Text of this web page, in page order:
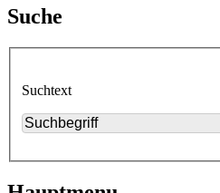
Suche
Suchtext